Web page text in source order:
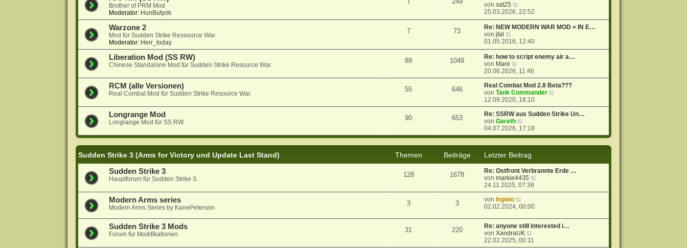
a
g
B
e
i
t
r
a
g
r
r
Brother of PRM Mod
Moderator: HunButyok
vonsat25
e
u
e
t
r
e
t
r
a
25.03.2026, 22:52
Warzone 2
Mod für Sudden Strike Ressource War.
Moderator: Herr_today
7 73
Re: NEW MODERN WAR MOD = IN E…
vonjtal
e
u
e
s
t
e
r
B
e
i
t
r
a
g
01.05.2016, 12:40
Liberation Mod (SS RW)
Chinese Standalone Mod für Sudden Strike Resource War.
89 1049
Re: how to script enemy air a…
von Mare
e
u
e
s
e
r
B
e
i
a
g
20.06.2026, 11:46
RCM (alle Versionen)
Real Combat Mod für Sudden Strike Resource War.
55 646
Real Combat Mod 2.8 Beta???
vonTank Commander
u
e
e
i
t
g
12.09.2020, 18:10
Longrange Mod
Longrange Mod für SS RW.
90 653
Re: SSRW aus Sudden Strike Un…
vonGareth
e
u
t
e
r
B
e
i
r
g
04.07.2026, 17:18
Sudden Strike 3 (Arms for Victory und Update Last Stand) Themen Beiträge
Letzter Beitrag
Sudden Strike 3
Hauptforum für Sudden Strike 3.
128 1678
Re: Ostfront Verbrannte Erde …
vonmarkie4435
u
e
r
24.11.2025, 07:39
Modern Arms series
Modern Arms Series by KanePeterson
3 3 von Ingwio
e
e
s
t
e
02.02.2024, 00:00
Sudden Strike 3 Mods
Forum für Modifikationen.
31 220
Re: anyone still interested i…
vonXandraUK
22.02.2025, 00:11